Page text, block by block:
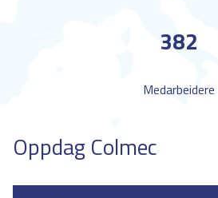
382
Medarbeidere
Oppdag Colmec